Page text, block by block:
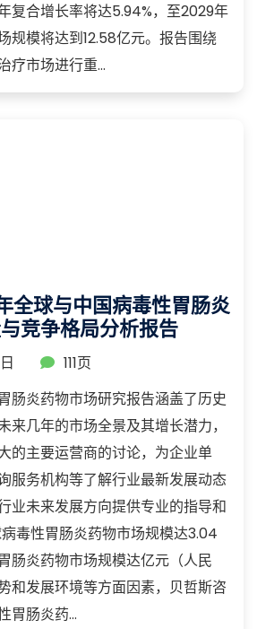
复合增长率将达5.94%，至2029年
规模将达到12.58亿元。报告围绕
疗市场进行重...
球与中国病毒性胃肠炎
竞争格局分析报告
111页
肠炎药物市场研究报告涵盖了历史
来几年的市场全景及其增长潜力，
的主要运营商的讨论，为企业单
服务机构等了解行业最新发展动态
业未来发展方向提供专业的指导和
毒性胃肠炎药物市场规模达3.04
肠炎药物市场规模达亿元（人民
和发展环境等方面因素，贝哲斯咨
胃肠炎药...